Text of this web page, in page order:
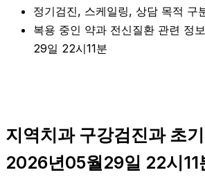
정기검진, 스케일링, 상담 목적 구
복용 중인 약과 전신질환 관련 정
29일 22시11분
지역치과 구강검진과 초
2026년05월29일 22시11